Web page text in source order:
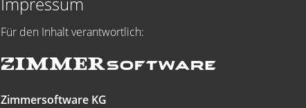
Für den Inhalt verantwortlich:
Zimmersoftware KG